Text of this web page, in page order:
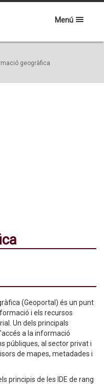
Menú
geogràfica
(Geoportal) és un punt
i els recursos
Un dels principals
a la informació
públiques, al sector privat i
de mapes, metadades i
principis de les IDE de rang